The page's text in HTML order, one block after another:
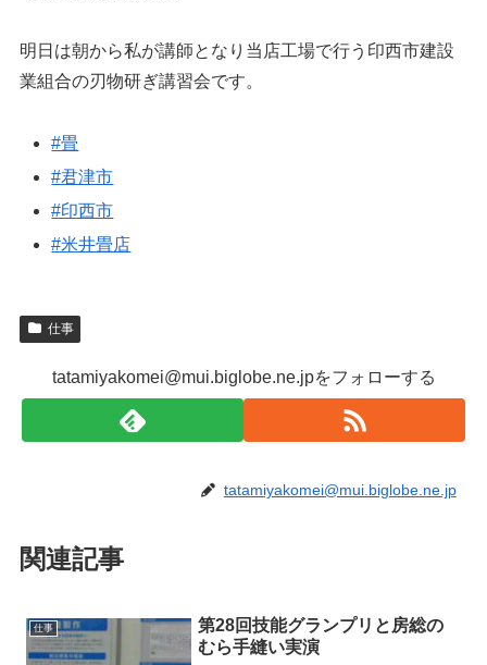
明日は朝から私が講師となり当店工場で行う印西市建設
業組合の刃物研ぎ講習会です。
#畳
#君津市
#印西市
#米井畳店
仕事
tatamiyakomei@mui.biglobe.ne.jpをフォローする
tatamiyakomei@mui.biglobe.ne.jp
関連記事
仕事
第28回技能グランプリと房総の
むら手縫い実演